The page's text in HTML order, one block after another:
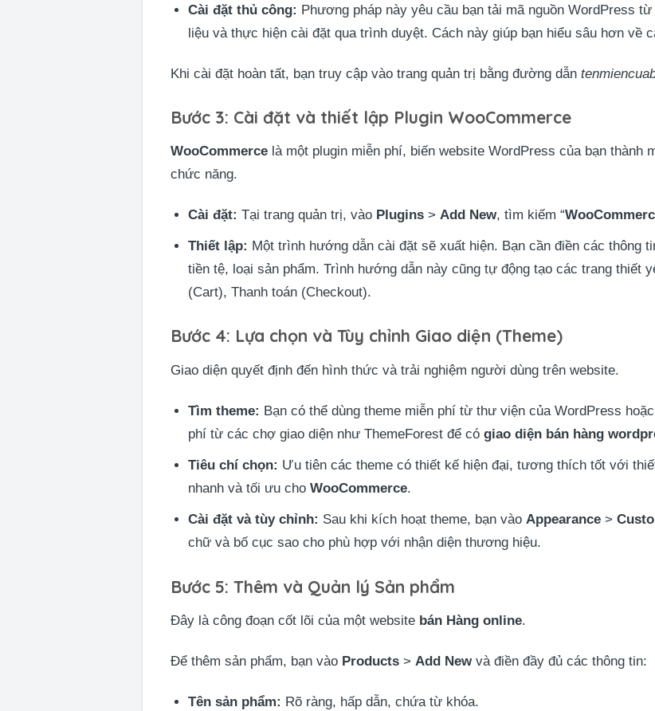
Cài đặt thủ công: Phương pháp này yêu cầu bạn tải mã nguồn WordPress
liệu và thực hiện cài đặt qua trình duyệt. Cách này giúp bạn hiểu sâu hơn về
Khi cài đặt hoàn tất, bạn truy cập vào trang quản trị bằng đường dẫn
Bước 3: Cài đặt và thiết lập Plugin WooCommerce
WooCommerce là một plugin miễn phí, biến website WordPress của bạn thành
chức năng.
Cài đặt: Tại trang quản trị, vào Plugins >Add New, tìm kiếm “
Thiết lập: Một trình hướng dẫn cài đặt sẽ xuất hiện. Bạn cần điền các thông
tiền tệ, loại sản phẩm. Trình hướng dẫn này cũng tự động tạo các trang thiết
(Cart), Thanh toán (Checkout).
Bước 4: Lựa chọn và Tùy chỉnh Giao diện (Theme)
Giao diện quyết định đến hình thức và trải nghiệm người dùng trên website.
Tìm theme: Bạn có thể dùng theme miễn phí từ thư viện của WordPress
phí từ các chợ giao diện như ThemeForest để cógiao diện bán hàng
Tiêu chí chọn: Ưu tiên các theme có thiết kế hiện đại, tương thích tốt với
nhanh và tối ưu choWooCommerce.
Cài đặt và tùy chỉnh: Sau khi kích hoạt theme, bạn vàoAppearance >
chữ và bố cục sao cho phù hợp với nhận diện thương hiệu.
Bước 5: Thêm và Quản lý Sản phẩm
Đây là công đoạn cốt lõi của một website bán Hàng online.
Để thêm sản phẩm, bạn vào Products >Add Newvà điền đầy đủ các thông tin:
Tên sản phẩm: Rõ ràng, hấp dẫn, chứa từ khóa.